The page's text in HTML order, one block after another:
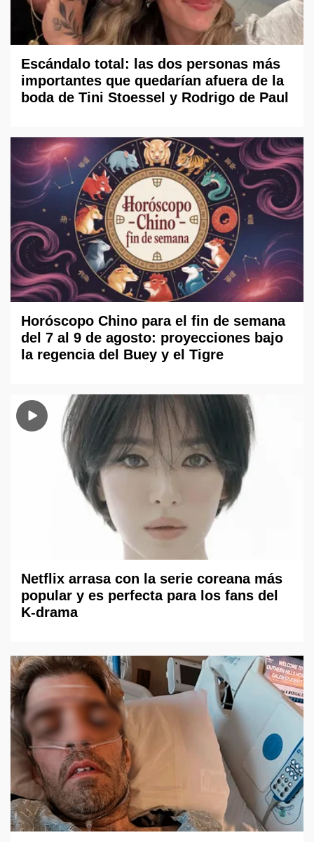
Escándalo total: las dos personas más
importantes que quedarían afuera de la
boda de Tini Stoessel y Rodrigo de Paul
Horóscopo Chino para el fin de semana
del 7 al 9 de agosto: proyecciones bajo
la regencia del Buey y el Tigre
Netflix arrasa con la serie coreana más
popular y es perfecta para los fans del
K-drama